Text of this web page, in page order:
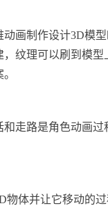
动画制作设计3D模
，纹理可以刷到模
和走路是角色动画
物体并让它移动的